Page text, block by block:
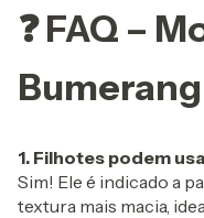
❓ FAQ –
1. Filhotes podem
Sim! Ele é indicado a
textura mais macia,